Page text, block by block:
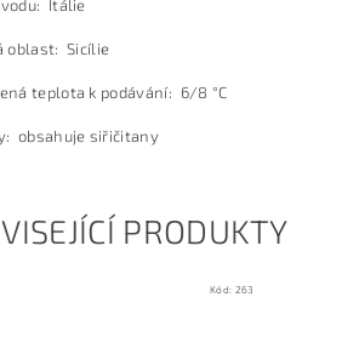
Itálie
oblast: Sicílie
teplota k podávání: 6/8 °C
obsahuje siřičitany
PRODUKTY
Kód: 263